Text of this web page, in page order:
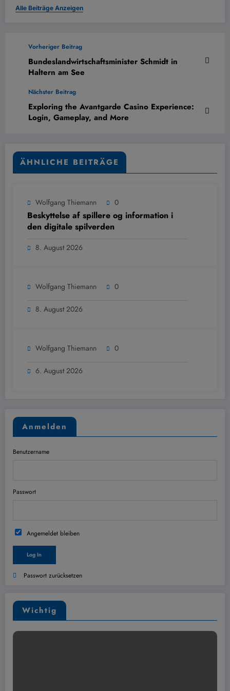
Alle Beiträge Anzeigen
Vorheriger Beitrag
Bundeslandwirtschaftsminister Schmidt in
Haltern am See
Nächster Beitrag
Exploring the Avantgarde Casino Experience:
Login, Gameplay, and More
ÄHNLICHE BEITRÄGE
Wolfgang Thiemann 0
Beskyttelse af spillere og information i
den digitale spilverden
8. August 2026
Wolfgang Thiemann 0
8. August 2026
Wolfgang Thiemann 0
6. August 2026
Anmelden
Benutzername
Passwort
Angemeldet bleiben
Passwort zurücksetzen
Wichtig